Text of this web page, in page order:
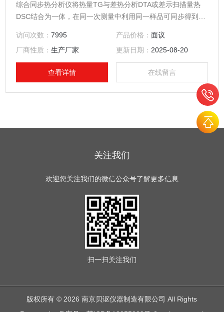
综合同步热分析仪将热量TG与差热分析DTA或差示扫描量热
DSC结合为一体，在同一次测量中利用同一样品可同步得到
量与热量有关的物理、化学变化，如物质的熔点、熔化热、结
晶与结晶热、相变反应热、热稳定性(氧化诱导期)、玻璃化转
变温度、吸附与解吸、成分的含量分析、分解、化合、脱水、
添加剂等变化进行研究。
访问次数：7995 产品价格： 面议
厂商性质：生产厂家 更新日期： 2025-08-20
查看详情 在线留言
关注我们
欢迎您关注我们的微信公众号了解更多信息
扫一扫关注我们
版权所有 © 2026 南京贝讴仪器制造有限公司 All Rights